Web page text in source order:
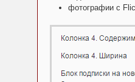
фотографии с